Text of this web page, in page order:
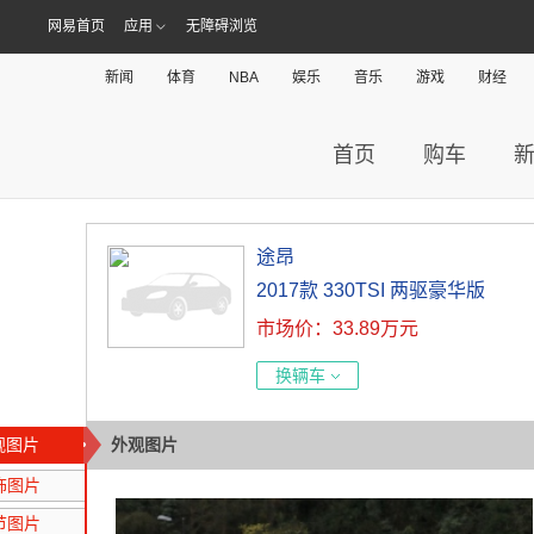
网易首页 应用 无障碍浏览
新闻 体育 NBA 娱乐 音乐 游戏 财经
首页 购车
途昂
2017款 330TSI 两驱豪华版
市场价：33.89万元
换辆车
外观图片
图片
图片
图片